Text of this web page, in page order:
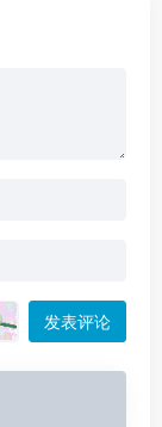
发表评论